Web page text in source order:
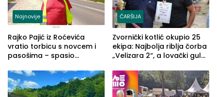
Najnovije
Rajko Pajić iz Roćevića
vratio torbicu s novcem i
pasošima – spasio
Grčkoj
ČARŠIJA
Zvornički kotlić okupio 25
ekipa: Najbolja riblja čorba
„Velizara 2“, a lovački gulaš